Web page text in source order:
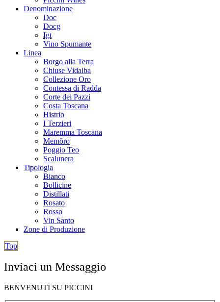
Denominazione
Doc
Docg
Igt
Vino Spumante
Linea
Borgo alla Terra
Chiuse Vidalba
Collezione Oro
Contessa di Radda
Corte dei Pazzi
Costa Toscana
Histrio
I Terzieri
Maremma Toscana
Memôro
Poggio Teo
Scalunera
Tipologia
Bianco
Bollicine
Distillati
Rosato
Rosso
Vin Santo
Zone di Produzione
Top
Inviaci un Messaggio
BENVENUTI SU PICCINI